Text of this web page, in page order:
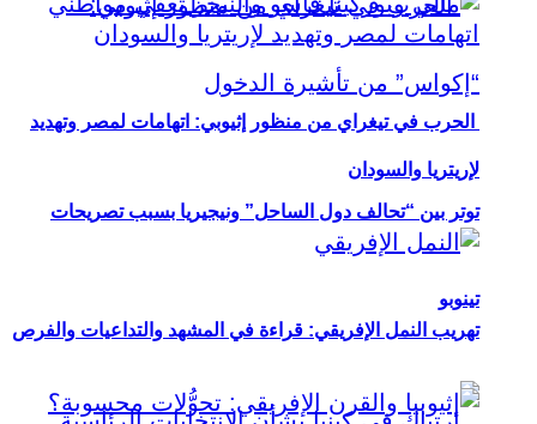
توتر بين “تحالف دول الساحل” ونيجيريا بسبب تصريحات
تينوبو
الحرب في تيغراي من منظور إثيوبي: اتهامات لمصر وتهديد
لإريتريا والسودان
تهريب النمل الإفريقي: قراءة في المشهد والتداعيات والفرص